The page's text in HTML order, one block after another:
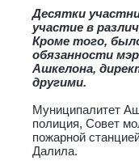
Десятки
участие в
Кроме того,
обязанности
Ашкелона,
другими.
Муниципалитет
полиция, Совет
пожарной
Далила.